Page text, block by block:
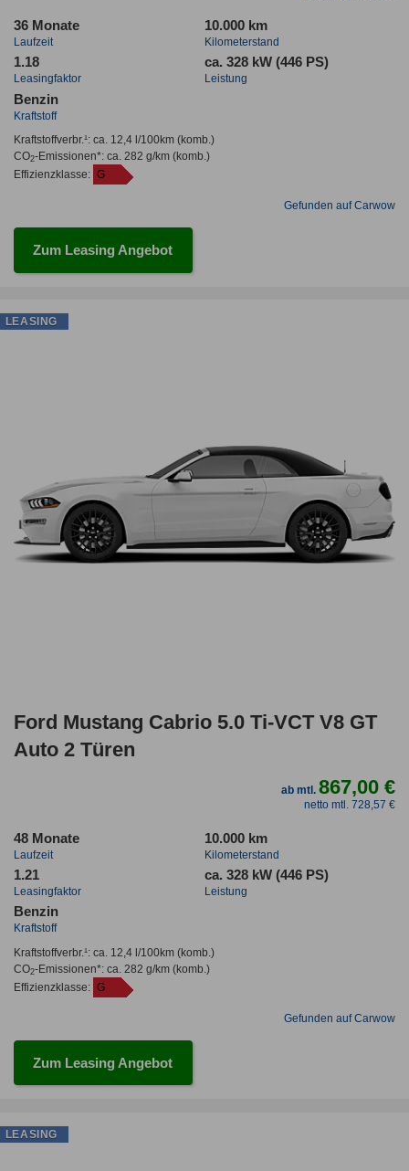
36 Monate
Laufzeit
10.000 km
Kilometerstand
1.18
Leasingfaktor
ca. 328 kW (446 PS)
Leistung
Benzin
Kraftstoff
Kraftstoffverbr.¹: ca. 12,4 l/100km(komb.)
CO2-Emissionen*: ca. 282 g/km(komb.)
Effizienzklasse: G
Gefunden auf Carwow
Zum Leasing Angebot
Ford Mustang Cabrio 5.0 Ti-VCT V8 GT
Auto 2 Türen
ab mtl.867,00 €
netto mtl. 728,57 €
48 Monate
Laufzeit
10.000 km
Kilometerstand
1.21
Leasingfaktor
ca. 328 kW (446 PS)
Leistung
Benzin
Kraftstoff
Kraftstoffverbr.¹: ca. 12,4 l/100km(komb.)
CO2-Emissionen*: ca. 282 g/km(komb.)
Effizienzklasse: G
Gefunden auf Carwow
Zum Leasing Angebot
LEASING
LEASING